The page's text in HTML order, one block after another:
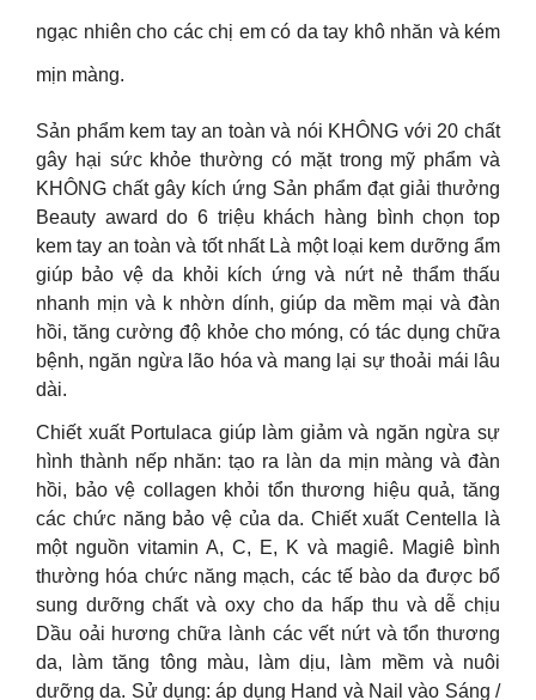
ngạc nhiên cho các chị em có da tay khô nhăn và kém
mịn màng.
Sản phẩm kem tay an toàn và nói KHÔNG với 20 chất
gây hại sức khỏe thường có mặt trong mỹ phẩm và
KHÔNG chất gây kích ứng Sản phẩm đạt giải thưởng
Beauty award do 6 triệu khách hàng bình chọn top
kem tay an toàn và tốt nhất Là một loại kem dưỡng ẩm
giúp bảo vệ da khỏi kích ứng và nứt nẻ thẩm thấu
nhanh mịn và k nhờn dính, giúp da mềm mại và đàn
hồi, tăng cường độ khỏe cho móng, có tác dụng chữa
bệnh, ngăn ngừa lão hóa và mang lại sự thoải mái lâu
dài.
Chiết xuất Portulaca giúp làm giảm và ngăn ngừa sự
hình thành nếp nhăn: tạo ra làn da mịn màng và đàn
hồi, bảo vệ collagen khỏi tổn thương hiệu quả, tăng
các chức năng bảo vệ của da. Chiết xuất Centella là
một nguồn vitamin A, C, E, K và magiê. Magiê bình
thường hóa chức năng mạch, các tế bào da được bổ
sung dưỡng chất và oxy cho da hấp thu và dễ chịu
Dầu oải hương chữa lành các vết nứt và tổn thương
da, làm tăng tông màu, làm dịu, làm mềm và nuôi
dưỡng da. Sử dụng: áp dụng Hand và Nail vào Sáng /